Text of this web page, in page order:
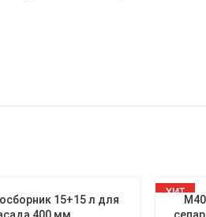
15+15 л для
ХИТ